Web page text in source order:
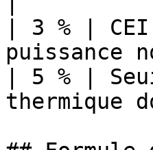
| 3 % |
puissance
| 5 % |
thermique